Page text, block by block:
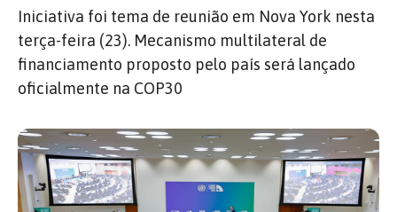
Iniciativa foi tema de reunião em Nova York nesta
terça-feira (23). Mecanismo multilateral de
financiamento proposto pelo país será lançado
oficialmente na COP30